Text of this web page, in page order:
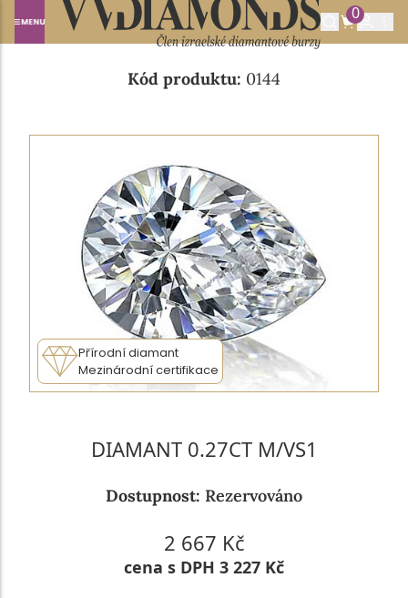
0
Domů NABÍDKA DIAMANTŮ 0.27CT M/VS1
Kód produktu: 0144
Přírodní diamant
Mezinárodní certifikace
DIAMANT 0.27CT M/VS1
Dostupnost: Rezervováno
2 667 Kč
cena s DPH 3 227 Kč